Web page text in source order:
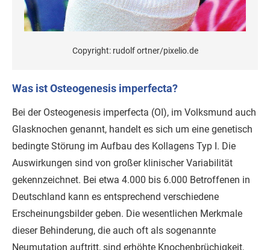
Copyright: rudolf ortner/pixelio.de
Was ist Osteogenesis imperfecta?
Bei der Osteogenesis imperfecta (OI), im Volksmund auch
Glasknochen genannt, handelt es sich um eine genetisch
bedingte Störung im Aufbau des Kollagens Typ I. Die
Auswirkungen sind von großer klinischer Variabilität
gekennzeichnet. Bei etwa 4.000 bis 6.000 Betroffenen in
Deutschland kann es entsprechend verschiedene
Erscheinungsbilder geben. Die wesentlichen Merkmale
dieser Behinderung, die auch oft als sogenannte
Neumutation auftritt, sind erhöhte Knochenbrüchigkeit,